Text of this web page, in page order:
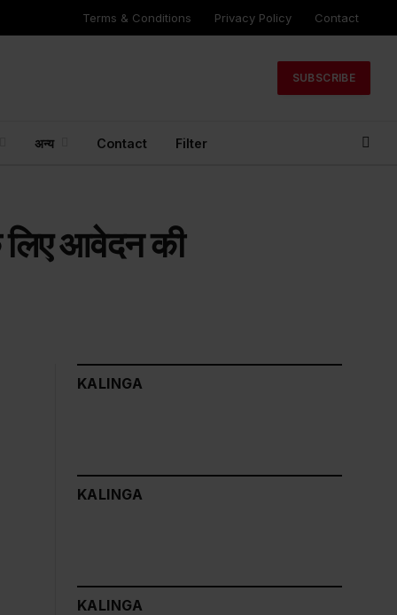
Terms & Conditions Privacy Policy Contact
SUBSCRIBE
अन्य Contact Filter
लिए आवेदन की
KALINGA
KALINGA
KALINGA